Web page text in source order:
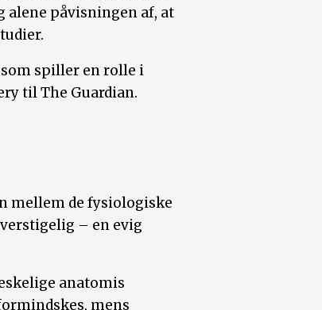
alene påvisningen af, at
spiller en rolle i
til The Guardian.
mellem de fysiologiske
– en evig
anatomis
mens